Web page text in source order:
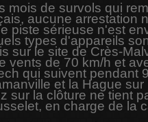
mois de survols qui
aucune arrestation
piste sérieuse n'est
types d'appareils
sur le site de Crès-
vents de 70 km/h et
qui suivent pendant
et la Hague
sur la clôture ne tient
en charge de la